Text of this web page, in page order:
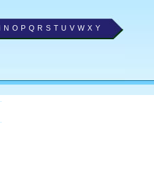
N O P Q R S T U V W X Y